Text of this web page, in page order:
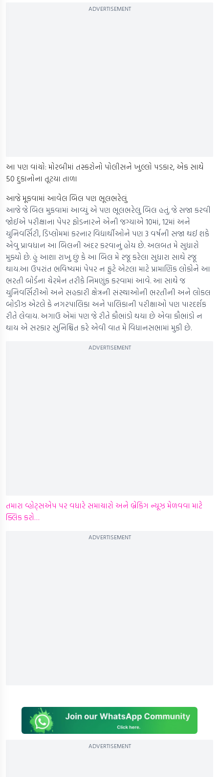
ADVERTISEMENT
આ પણ વાંચો: મોરબીમાં તસ્કરોનો પોલીસને ખુલ્લો પડકાર, એક સાથે
50 દુકાનોના તૂટયા તાળા
આજે મૂકવામાં આવેલ બિલ પણ ભૂલભરેલું
આજે જે બિલ મુકવામાં આવ્યું એ પણ ભૂલભરેલુ બિલ હતું. જે સજા કરવી
જોઈએ પરીક્ષાના પેપર ફોડનારને એની જગ્યાએ 10માં, 12માં અને
યુનિવર્સિટી, ડિપ્લોમમાં કરનાર વિદ્યાર્થીઓને પણ 3 વર્ષની સજા થઈ શકે
એવુ પ્રાવધાન આ બિલની અંદર કરવાનું હોય છે. અલબત મે સુધારો
મુક્યો છે. હું આશા રાખુ છું કે આ બિલ મે રજૂ કરેલા સુધારા સાથે રજૂ
થાય.આ ઉપરાંત ભવિષ્યમાં પેપર ન ફુટે એટલા માટે પ્રામાણિક લોકોને આ
ભરતી બોર્ડના ચેરમેન તરીકે નિમણુંક કરવામાં આવે. આ સાથે જ
યુનિવર્સિટીઓ અને સહકારી ક્ષેત્રની સંસ્થાઓની ભરતીની અને લોકલ
બો઼ડીઝ એટલે કે નગરપાલિકા અને પાલિકાની પરીક્ષાઓ પણ પારદર્શક
રીતે લેવાય. અગાઉ એમાં પણ જે રીતે કૌભાંડો થયા છે એવા કૌભાંડો ન
થાય એ સરકાર સુનિશ્ચિત કરે એવી વાત મે વિધાનસભામાં મુકી છે.
ADVERTISEMENT
તમારા વ્હોટ્સએપ પર વધારે સમાચારો અને બ્રેકિંગ ન્યૂઝ મેળવવા માટે
ક્લિક કરો…
ADVERTISEMENT
ADVERTISEMENT